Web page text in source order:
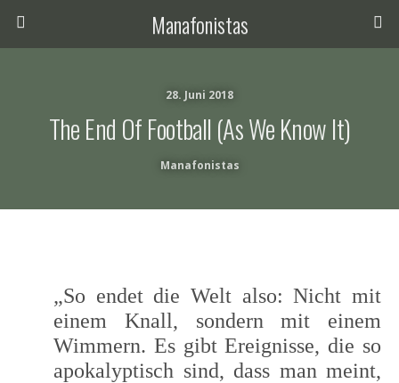
Manafonistas
28. Juni 2018
The End Of Football (as We Know It)
Manafonistas
„So endet die Welt also: Nicht mit
einem Knall, sondern mit einem
Wimmern. Es gibt Ereignisse, die so
apokalyptisch sind, dass man meint,